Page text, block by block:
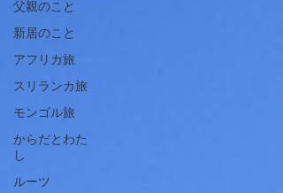
父親のこと
新居のこと
アフリカ旅
スリランカ旅
モンゴル旅
からだとわた
し
ルーツ